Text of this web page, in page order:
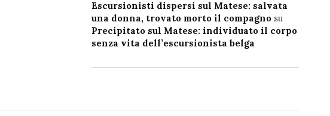
Escursionisti dispersi sul Matese: salvata
una donna, trovato morto il compagnosu
Precipitato sul Matese: individuato il corpo
senza vita dell’escursionista belga